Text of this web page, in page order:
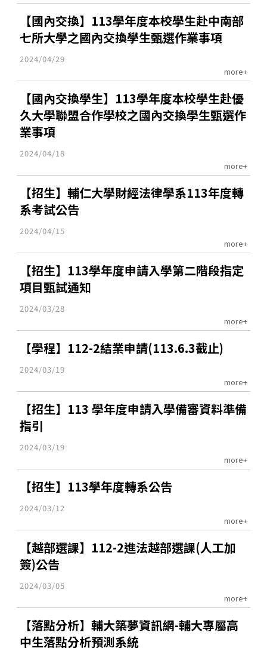
【國內交換】113學年度本校學生赴中南部
七所大學之國內交換學生甄選作業事項
2024/04/29
more+
【國內交換學生】113學年度本校學生赴優
久大學聯盟合作學校之國內交換學生甄選作
業事項
2024/04/18
more+
【招生】輔仁大學財經法律學系113年度轉
系考試公告
2024/04/15
more+
【招生】113學年度申請入學第二階段指定
項目甄試通知
2024/03/28
more+
【學程】112-2結業申請(113.6.3截止)
2024/03/19
more+
【招生】113 學年度申請入學備審資料準備
指引
2024/03/19
more+
【招生】113學年度轉系公告
2024/03/12
more+
【越部選課】112-2進法越部選課(人工加
簽)公告
2024/03/05
more+
【落點分析】輔大築夢資訊網-輔大專屬高
中生落點分析預測系統